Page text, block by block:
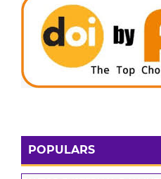
POPULARS